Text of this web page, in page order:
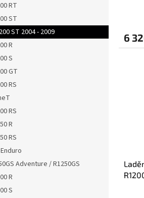
RT
ST
ST 2004 - 2009
R
S
GT
RS
RS
R
RS
Adventure / R1250GS
R
S
6